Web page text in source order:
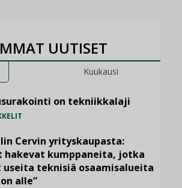
UUTISET
Kuukausi
on tekniikkalaji
Cervin yrityskaupasta:
hakevat kumppaneita, jotka
teknisiä osaamisalueita
alle”